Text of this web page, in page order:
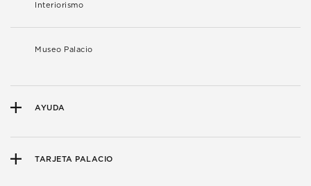
Interiorismo
Museo Palacio
AYUDA
TARJETA PALACIO